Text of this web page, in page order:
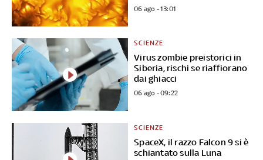
06 ago - 13:01
Virus zombie preistorici in
Siberia, rischi se riaffiorano
dai ghiacci
SCIENZE
06 ago - 09:22
SpaceX, il razzo Falcon 9 si è
schiantato sulla Luna
SCIENZE